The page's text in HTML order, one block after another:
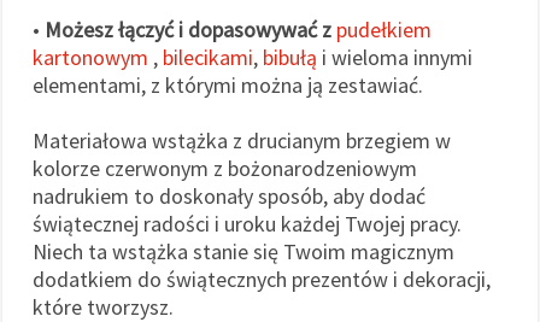
• Możesz łączyć i dopasowywać z pudełkiem
kartonowym , bilecikami, bibułą i wieloma innymi
elementami, z którymi można ją zestawiać.
Materiałowa wstążka z drucianym brzegiem w
kolorze czerwonym z bożonarodzeniowym
nadrukiem to doskonały sposób, aby dodać
świątecznej radości i uroku każdej Twojej pracy.
Niech ta wstążka stanie się Twoim magicznym
dodatkiem do świątecznych prezentów i dekoracji,
które tworzysz.